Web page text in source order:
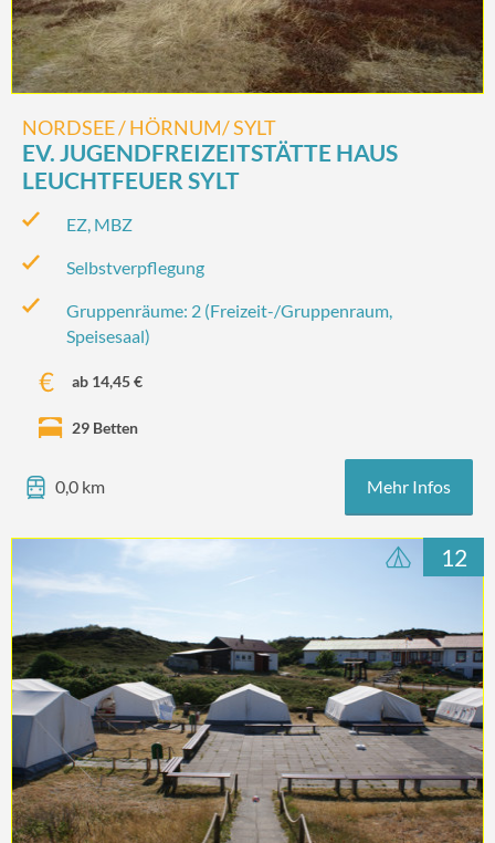
NORDSEE / HÖRNUM/ SYLT
EV. JUGENDFREIZEITSTÄTTE HAUS
LEUCHTFEUER SYLT
EZ, MBZ
Selbstverpflegung
Gruppenräume: 2 (Freizeit-/‌Gruppenraum,
Speisesaal)
ab 14,45 €
29 Betten
0,0 km Mehr Infos
12